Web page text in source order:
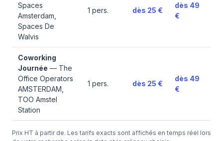
Spaces
Amsterdam,
Spaces De
Walvis
1 pers. dès 25 €
dès 49
€
Coworking
Journée — The
Office Operators
AMSTERDAM,
TOO Amstel
Station
1 pers. dès 25 €
dès 49
€
Prix HT à partir de. Les tarifs exacts sont affichés en temps réel lors